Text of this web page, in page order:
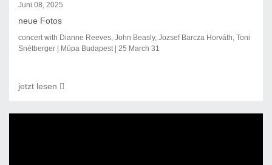
Juni 08, 2025
neue Fotos
concert with Dianne Reeves, John Beasly, Jozsef Barcza Horváth, Toni
Snétberger | Müpa Budapest | 25 March 31
jetzt lesen